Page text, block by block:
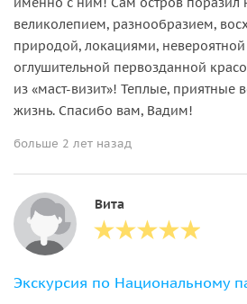
великолепием, разнообразием,
природой, локациями,
оглушительной первозданной
из «маст-визит»! Теплые, приятные
жизнь. Спасибо вам, Вадим!
больше 2 лет назад
Вита